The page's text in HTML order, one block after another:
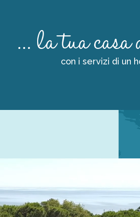
...la tua casa
con i servizi di un